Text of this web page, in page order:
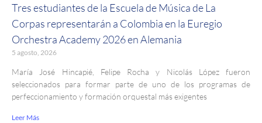
Tres estudiantes de la Escuela de Música de La
Corpas representarán a Colombia en la Euregio
Orchestra Academy 2026 en Alemania
5 agosto, 2026
María José Hincapié, Felipe Rocha y Nicolás López fueron
seleccionados para formar parte de uno de los programas de
perfeccionamiento y formación orquestal más exigentes
Leer Más